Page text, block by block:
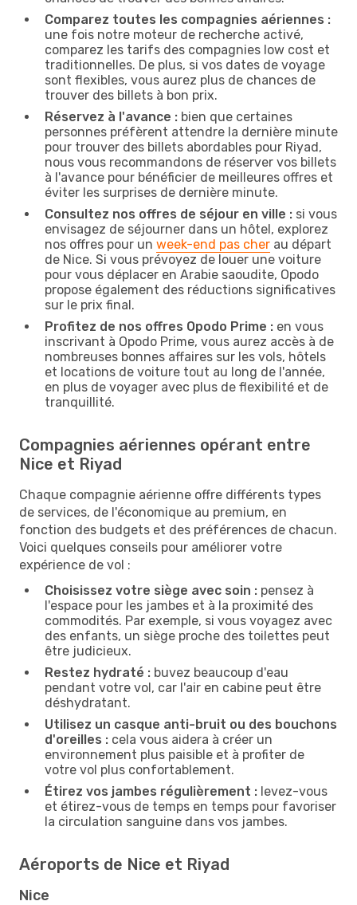
Comparez toutes les compagnies aériennes :
une fois notre moteur de recherche activé,
comparez les tarifs des compagnies low cost et
traditionnelles. De plus, si vos dates de voyage
sont flexibles, vous aurez plus de chances de
trouver des billets à bon prix.
Réservez à l'avance : bien que certaines
personnes préfèrent attendre la dernière minute
pour trouver des billets abordables pour Riyad,
nous vous recommandons de réserver vos billets
à l'avance pour bénéficier de meilleures offres et
éviter les surprises de dernière minute.
Consultez nos offres de séjour en ville : si vous
envisagez de séjourner dans un hôtel, explorez
nos offres pour un week-end pas cher au départ
de Nice. Si vous prévoyez de louer une voiture
pour vous déplacer en Arabie saoudite, Opodo
propose également des réductions significatives
sur le prix final.
Profitez de nos offres Opodo Prime : en vous
inscrivant à Opodo Prime, vous aurez accès à de
nombreuses bonnes affaires sur les vols, hôtels
et locations de voiture tout au long de l'année,
en plus de voyager avec plus de flexibilité et de
tranquillité.
Compagnies aériennes opérant entre
Nice et Riyad
Chaque compagnie aérienne offre différents types
de services, de l'économique au premium, en
fonction des budgets et des préférences de chacun.
Voici quelques conseils pour améliorer votre
expérience de vol :
Choisissez votre siège avec soin : pensez à
l'espace pour les jambes et à la proximité des
commodités. Par exemple, si vous voyagez avec
des enfants, un siège proche des toilettes peut
être judicieux.
Restez hydraté : buvez beaucoup d'eau
pendant votre vol, car l'air en cabine peut être
déshydratant.
Utilisez un casque anti-bruit ou des bouchons
d'oreilles : cela vous aidera à créer un
environnement plus paisible et à profiter de
votre vol plus confortablement.
Étirez vos jambes régulièrement : levez-vous
et étirez-vous de temps en temps pour favoriser
la circulation sanguine dans vos jambes.
Aéroports de Nice et Riyad
Nice